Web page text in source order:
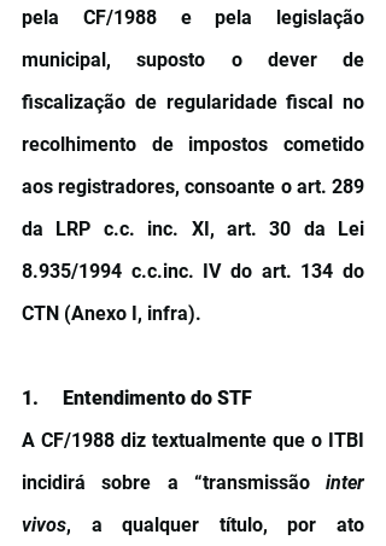
pela CF/1988 e pela legislação
municipal, suposto o dever de
fiscalização de regularidade fiscal no
recolhimento de impostos cometido
aos registradores, consoante o art. 289
da LRP c.c. inc. XI, art. 30 da Lei
8.935/1994 c.c.inc. IV do art. 134 do
CTN (Anexo I, infra).
1.     Entendimento do STF
A CF/1988 diz textualmente que o ITBI
incidirá sobre a “transmissão inter
vivos, a qualquer título, por ato